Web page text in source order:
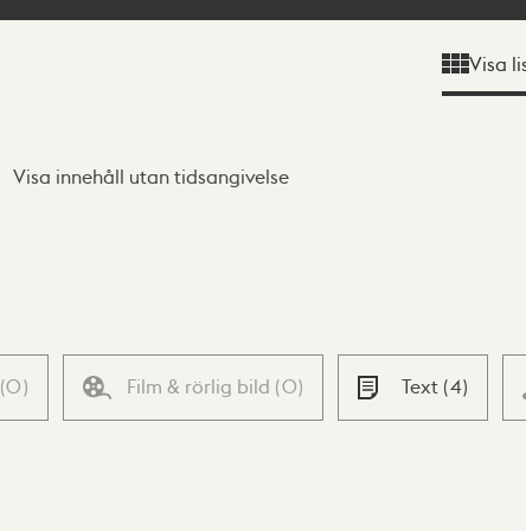
Visa
Visa innehåll utan tidsangivelse
(0) Film & rörlig bild (0) Text (4)